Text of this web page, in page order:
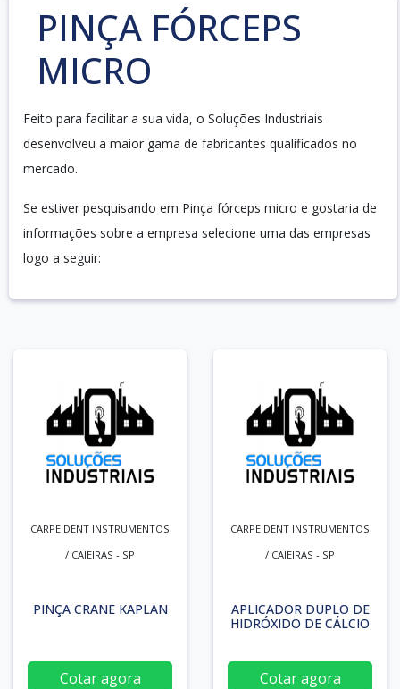
PINÇA FÓRCEPS
MICRO
Feito para facilitar a sua vida, o Soluções Industriais
desenvolveu a maior gama de fabricantes qualificados no
mercado.
Se estiver pesquisando em Pinça fórceps micro e gostaria de
informações sobre a empresa selecione uma das empresas
logo a seguir:
CARPE DENT INSTRUMENTOS
/ CAIEIRAS - SP
PINÇA CRANE KAPLAN
Cotar agora
CARPE DENT INSTRUMENTOS
/ CAIEIRAS - SP
APLICADOR DUPLO DE
HIDRÓXIDO DE CÁLCIO
Cotar agora